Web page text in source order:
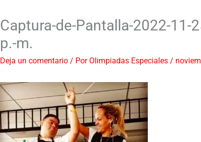
Captura-de-Pantalla-2022-11-
p.-m.
Deja un comentario / Por Olimpiadas Especiales /